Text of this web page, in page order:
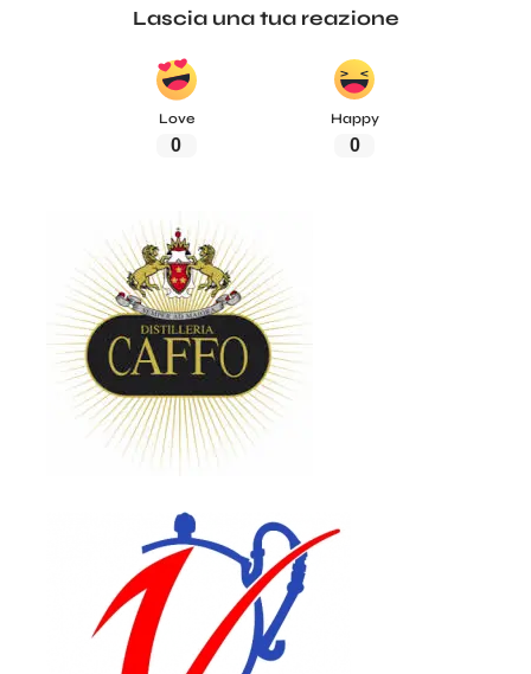
Lascia una tua reazione
Love
0
Happy
0